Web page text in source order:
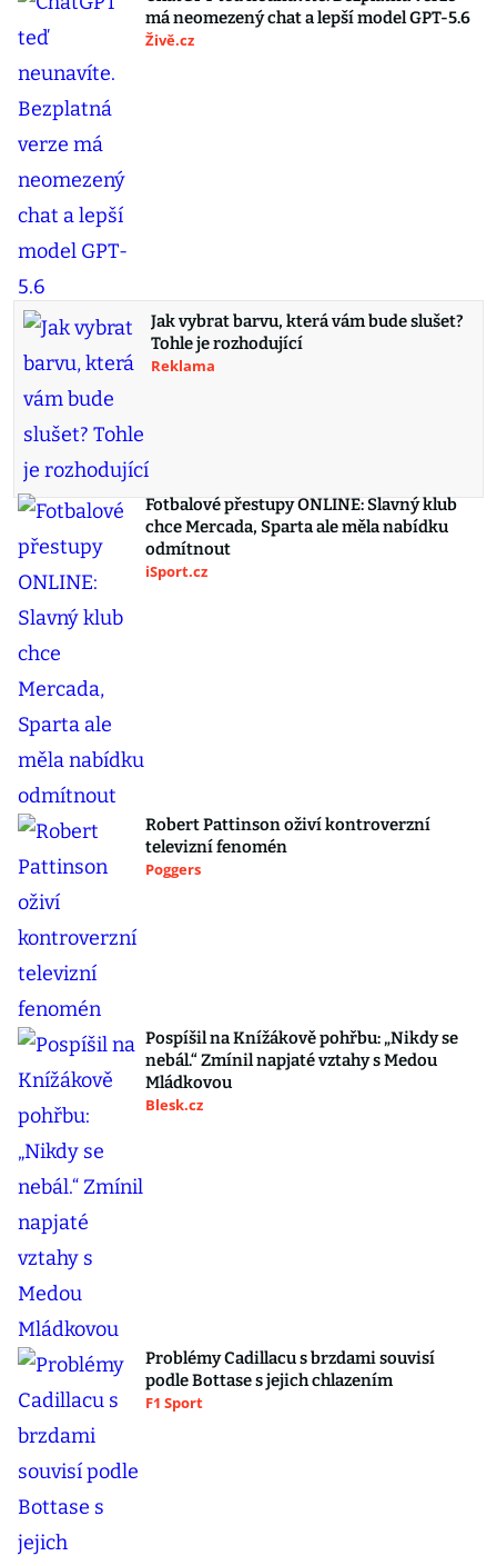
má neomezený chat a lepší model GPT-5.6
Živě.cz
Jak vybrat barvu, která vám bude slušet?
Tohle je rozhodující
Reklama
Fotbalové přestupy ONLINE: Slavný klub
chce Mercada, Sparta ale měla nabídku
odmítnout
iSport.cz
Robert Pattinson oživí kontroverzní
televizní fenomén
Poggers
Pospíšil na Knížákově pohřbu: „Nikdy se
nebál.“ Zmínil napjaté vztahy s Medou
Mládkovou
Blesk.cz
Problémy Cadillacu s brzdami souvisí
podle Bottase s jejich chlazením
F1 Sport